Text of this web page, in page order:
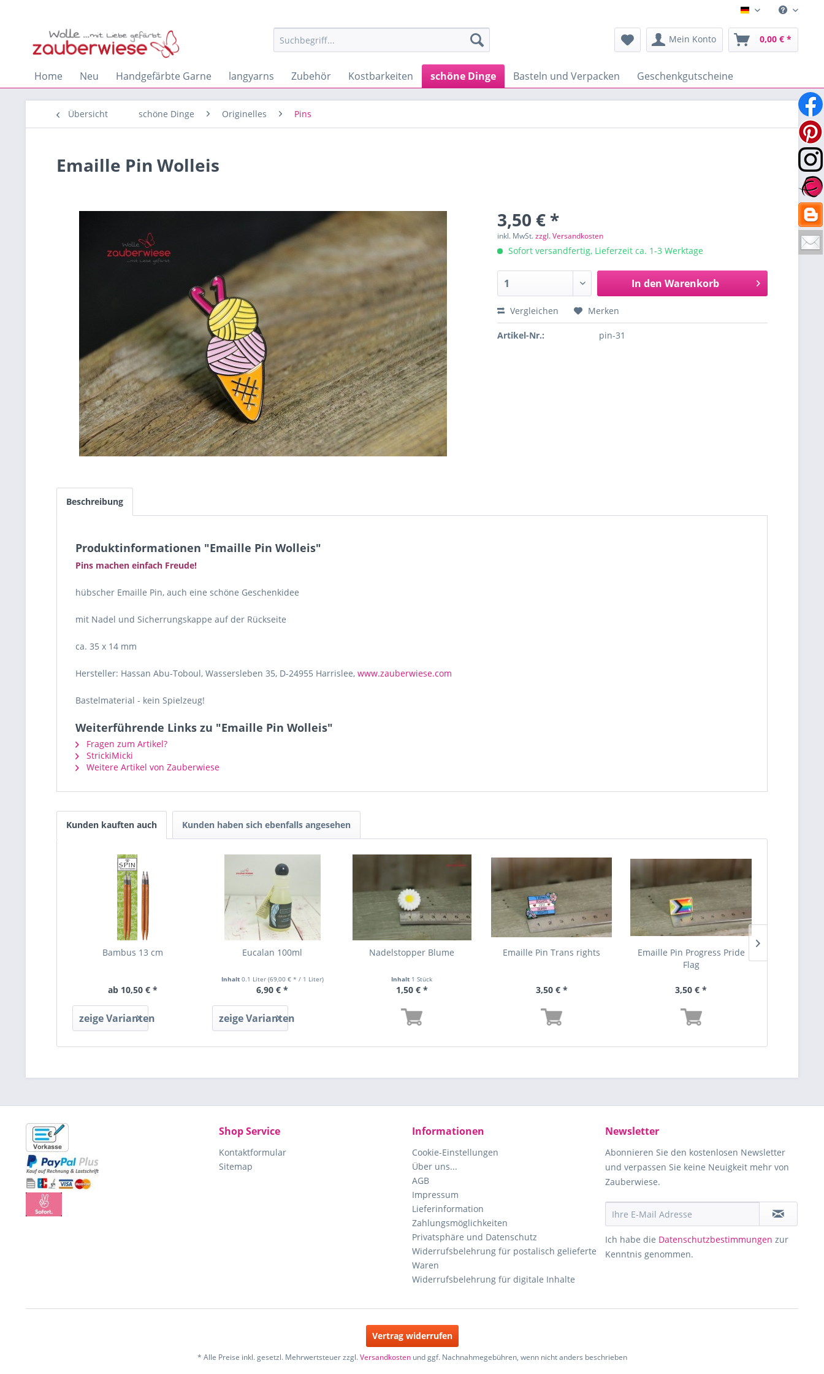
Deutsch
Mein Konto 0,00 € *
Home Neu Handgefärbte Garne langyarns Zubehör Kostbarkeiten schöne Dinge Basteln und Verpacken Geschenkgutscheine
Übersicht schöne Dinge Originelles Pins
Emaille Pin Wolleis
3,50 € *
inkl. MwSt.zzgl. Versandkosten
Sofort versandfertig, Lieferzeit ca. 1-3 Werktage
In den Warenkorb
Vergleichen Merken
Artikel-Nr.: pin-31
Beschreibung
Produktinformationen "Emaille Pin Wolleis"
Pins machen einfach Freude!
hübscher Emaille Pin, auch eine schöne Geschenkidee
mit Nadel und Sicherrungskappe auf der Rückseite
ca. 35 x 14 mm
Hersteller: Hassan Abu-Toboul, Wassersleben 35, D-24955 Harrislee, www.zauberwiese.com
Bastelmaterial - kein Spielzeug!
Weiterführende Links zu "Emaille Pin Wolleis"
Fragen zum Artikel?
StrickiMicki
Weitere Artikel von Zauberwiese
Kunden kauften auch Kunden haben sich ebenfalls angesehen
Bambus 13 cm
ab 10,50 € *
zeige Varianten
Eucalan 100ml
Inhalt 0.1 Liter (69,00 € * / 1 Liter)
6,90 € *
zeige Varianten
Nadelstopper Blume
Inhalt 1 Stück
1,50 € *
Emaille Pin Trans rights
3,50 € *
Emaille Pin Progress Pride
Flag
3,50 € *
Shop Service
Kontaktformular
Sitemap
Informationen
Cookie-Einstellungen
Über uns...
AGB
Impressum
Lieferinformation
Zahlungsmöglichkeiten
Privatsphäre und Datenschutz
Widerrufsbelehrung für postalisch gelieferte
Waren
Widerrufsbelehrung für digitale Inhalte
Newsletter
Abonnieren Sie den kostenlosen Newsletter
und verpassen Sie keine Neuigkeit mehr von
Zauberwiese.
Ich habe die Datenschutzbestimmungen zur
Kenntnis genommen.
Vertrag widerrufen
* Alle Preise inkl. gesetzl. Mehrwertsteuer zzgl.Versandkostenund ggf. Nachnahmegebühren, wenn nicht anders beschrieben